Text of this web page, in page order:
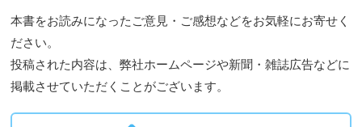
本書をお読みになったご意見・ご感想などをお気軽にお寄せく
ださい。
投稿された内容は、弊社ホームページや新聞・雑誌広告などに
掲載させていただくことがございます。